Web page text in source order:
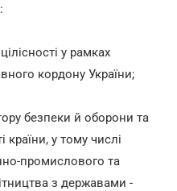
у рамках
кордону України;
безпеки й оборони та
у тому числі
промислового та
з державами -